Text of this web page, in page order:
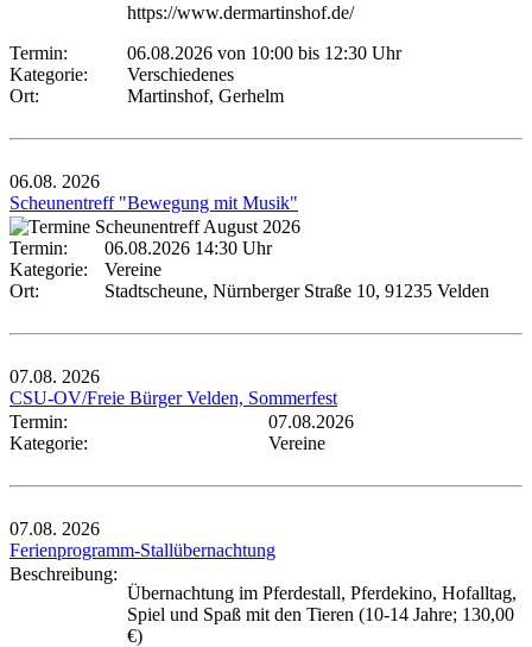
https://www.dermartinshof.de/
Termin:
06.08.2026 von 10:00 bis 12:30 Uhr
Kategorie:
Verschiedenes
Ort:
Martinshof, Gerhelm
06.08. 2026
Scheunentreff "Bewegung mit Musik"
Termin:
06.08.2026 14:30 Uhr
Kategorie:
Vereine
Ort:
Stadtscheune, Nürnberger Straße 10, 91235 Velden
07.08. 2026
CSU-OV/Freie Bürger Velden, Sommerfest
Termin:
07.08.2026
Kategorie:
Vereine
07.08. 2026
Ferienprogramm-Stallübernachtung
Beschreibung:
Übernachtung im Pferdestall, Pferdekino, Hofalltag,
Spiel und Spaß mit den Tieren (10-14 Jahre; 130,00
€)